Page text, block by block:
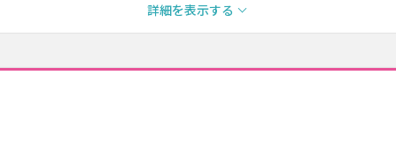
詳細を表示する